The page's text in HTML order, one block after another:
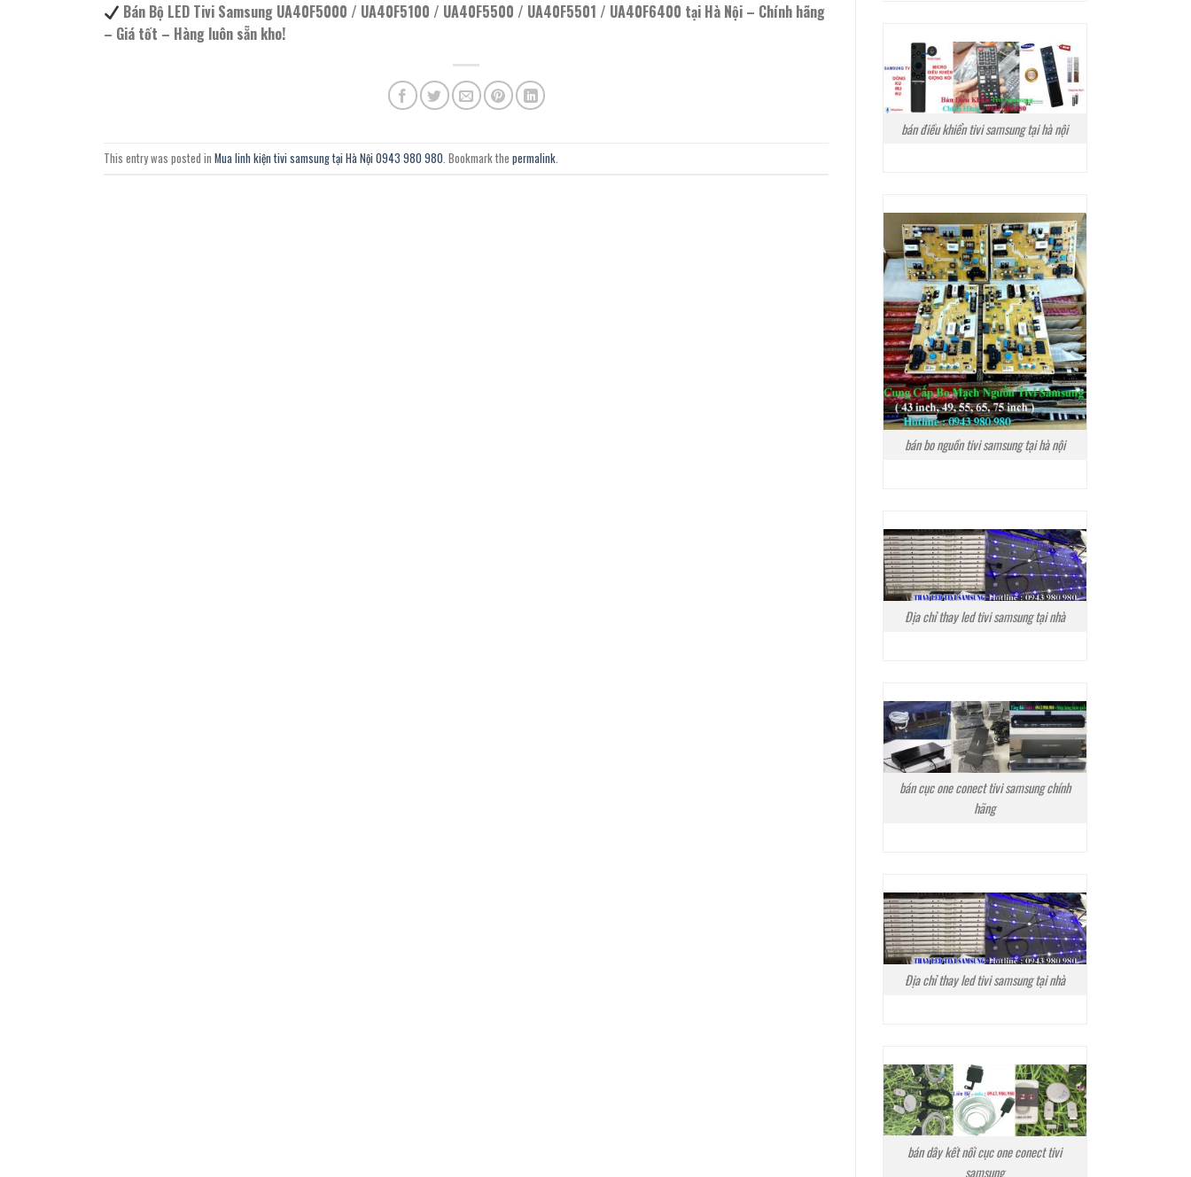
Bán Bộ LED Tivi Samsung UA40F5000 / UA40F5100 / UA40F5500 / UA40F5501 / UA40F6400 tại Hà Nội – Chính hãng
– Giá tốt – Hàng luôn sẵn kho!
This entry was posted in Mua linh kiện tivi samsung tại Hà Nội 0943 980 980 . Bookmark the permalink
bán điều khiển tivi samsung tại hà nội
bán bo nguồn tivi samsung tại hà nội
Địa chỉ thay led tivi samsung tại nhà
bán cục one conect tivi samsung chính
hãng
Địa chỉ thay led tivi samsung tại nhà
bán dây kết nối cục one conect tivi
samsung